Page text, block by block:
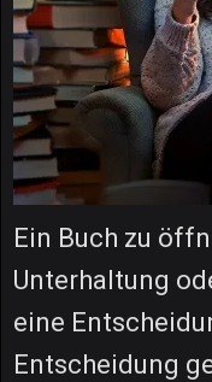
Ein Buch zu
Unterhaltung
eine
Entscheidung